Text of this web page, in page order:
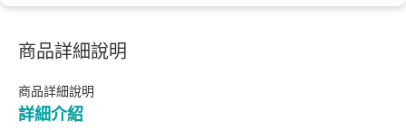
商品詳細說明
商品詳細說明
詳細介紹